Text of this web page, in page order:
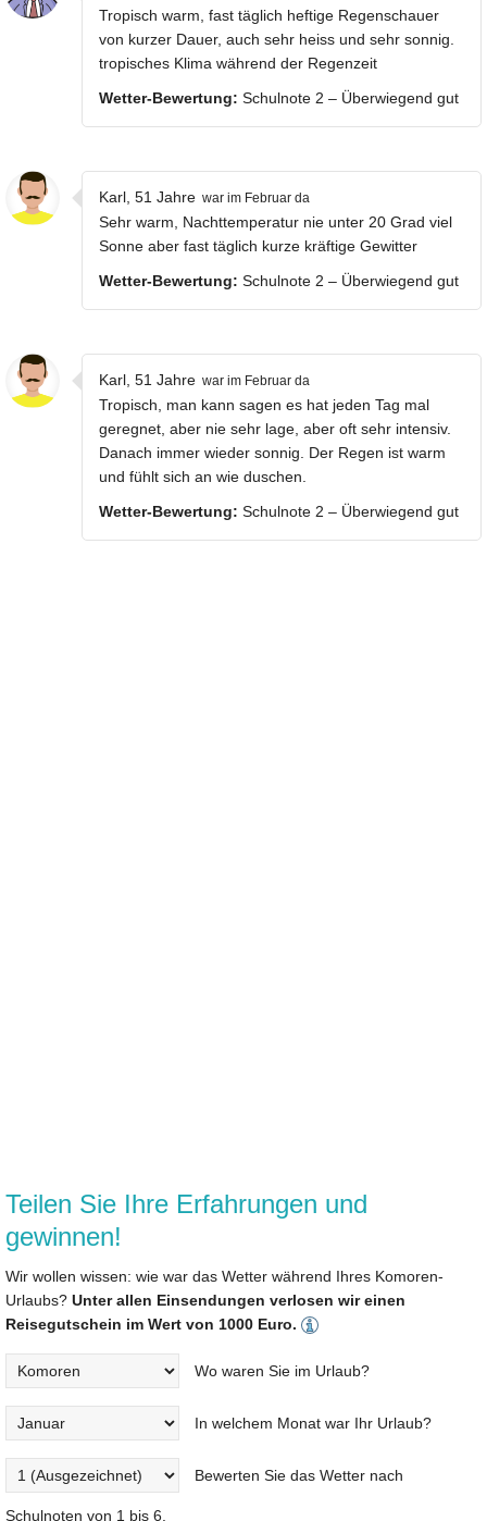
Tropisch warm, fast täglich heftige Regenschauer
von kurzer Dauer, auch sehr heiss und sehr sonnig.
tropisches Klima während der Regenzeit
Wetter-Bewertung: Schulnote 2 – Überwiegend gut
Karl, 51 Jahre war im Februar da
Sehr warm, Nachttemperatur nie unter 20 Grad viel
Sonne aber fast täglich kurze kräftige Gewitter
Wetter-Bewertung: Schulnote 2 – Überwiegend gut
Karl, 51 Jahre war im Februar da
Tropisch, man kann sagen es hat jeden Tag mal
geregnet, aber nie sehr lage, aber oft sehr intensiv.
Danach immer wieder sonnig. Der Regen ist warm
und fühlt sich an wie duschen.
Wetter-Bewertung: Schulnote 2 – Überwiegend gut
Teilen Sie Ihre Erfahrungen und
gewinnen!
Wir wollen wissen: wie war das Wetter während Ihres Komoren-
Urlaubs? Unter allen Einsendungen verlosen wir einen
Reisegutschein im Wert von 1000 Euro.
Wo waren Sie im Urlaub?
In welchem Monat war Ihr Urlaub?
Bewerten Sie das Wetter nach
Schulnoten von 1 bis 6.